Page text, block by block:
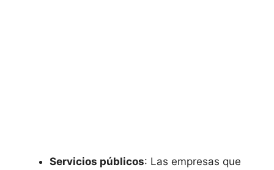
Servicios públicos:‍ Las empresas‍ que